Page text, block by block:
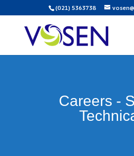
(021) 5363738
Careers -